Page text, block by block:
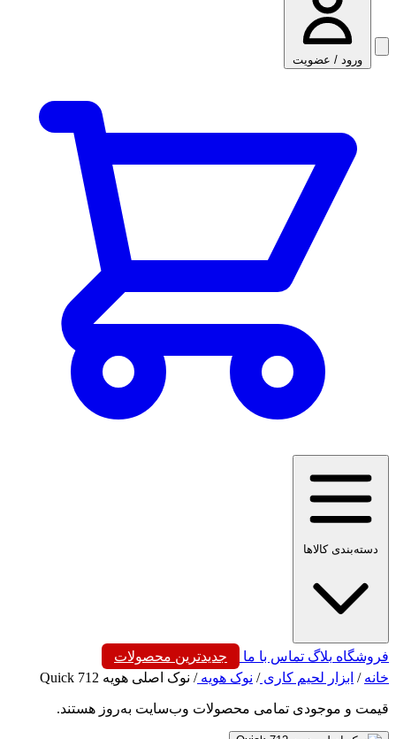
ورود / عضویت
دسته‌بندی کالاها
فروشگاه بلاگ تماس با ما
جدیدترین محصولات
خانه / ابزار لحیم کاری/ نوک هویه/ نوک اصلی هویه Quick 712
قیمت و موجودی تمامی محصولات وب‌سایت به‌روز هستند.